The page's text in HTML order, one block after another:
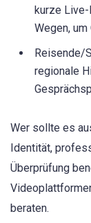
kurze Live-
Wegen,
Reisende/
regionale
Wer sollte es
Identität,
Überprüfung
beraten.